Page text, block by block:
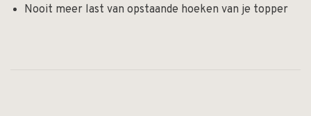
Nooit meer last van opstaande hoeken van je topper